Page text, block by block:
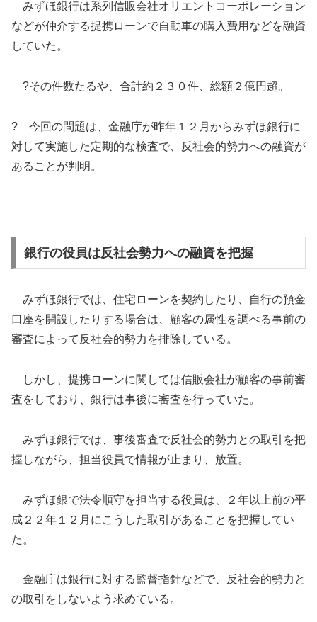
みずほ銀行は系列信販会社オリエントコーポレーション
などが仲介する提携ローンで自動車の購入費用などを融資
していた。
?その件数たるや、合計約２３０件、総額２億円超。
? 今回の問題は、金融庁が昨年１２月からみずほ銀行に
対して実施した定期的な検査で、反社会的勢力への融資が
あることが判明。
銀行の役員は反社会勢力への融資を把握
みずほ銀行では、住宅ローンを契約したり、自行の預金
口座を開設したりする場合は、顧客の属性を調べる事前の
審査によって反社会的勢力を排除している。
しかし、提携ローンに関しては信販会社が顧客の事前審
査をしており、銀行は事後に審査を行っていた。
みずほ銀行では、事後審査で反社会的勢力との取引を把
握しながら、担当役員で情報が止まり、放置。
みずほ銀で法令順守を担当する役員は、２年以上前の平
成２２年１２月にこうした取引があることを把握してい
た。
金融庁は銀行に対する監督指針などで、反社会的勢力と
の取引をしないよう求めている。